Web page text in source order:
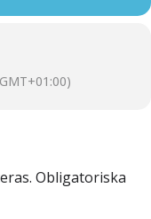
Obligatoriska